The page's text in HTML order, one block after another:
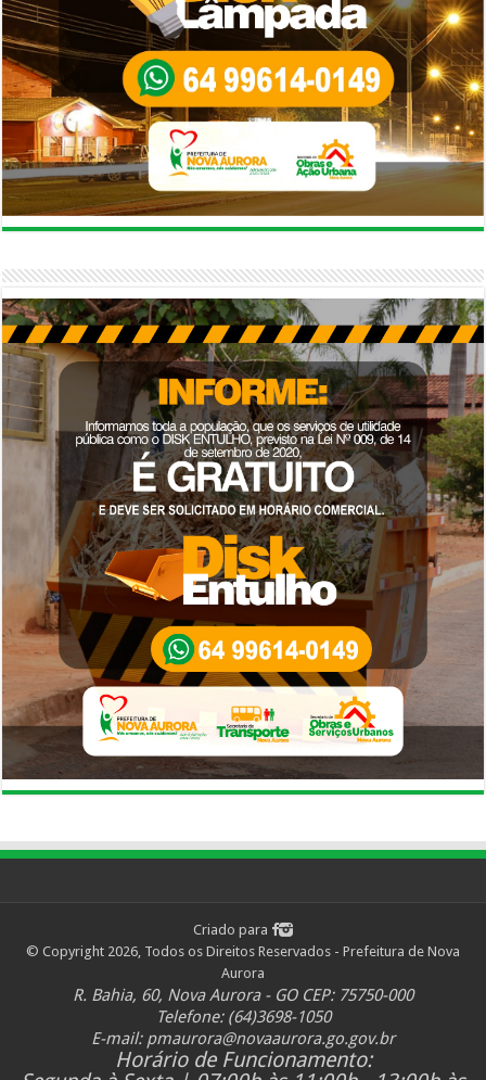
Criado para
© Copyright 2026, Todos os Direitos Reservados - Prefeitura de Nova
Aurora
R. Bahia, 60, Nova Aurora - GO CEP: 75750-000
Telefone: (64)3698-1050
E-mail: pmaurora@novaaurora.go.gov.br
Horário de Funcionamento: